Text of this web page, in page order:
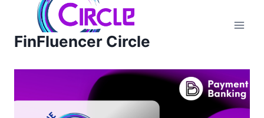
springen
FinFluencer Circle